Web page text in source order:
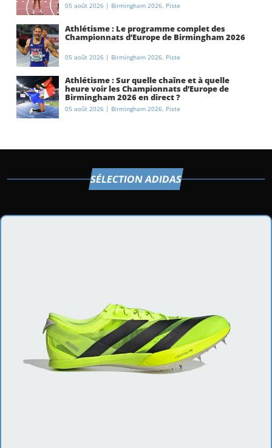
05 août 2026 | Birmingham 2026, Piste
Athlétisme : Le programme complet des
Championnats d’Europe de Birmingham 2026
05 août 2026 | Birmingham 2026, Piste
Athlétisme : Sur quelle chaîne et à quelle
heure voir les Championnats d’Europe de
Birmingham 2026 en direct ?
05 août 2026 | Birmingham 2026, Piste
SÉLECTION ADIDAS